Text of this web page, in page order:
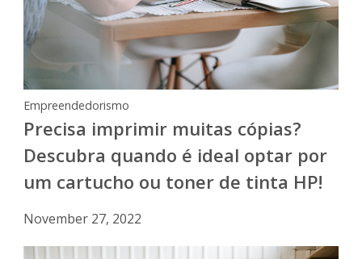
Empreendedorismo
Precisa imprimir muitas cópias?
Descubra quando é ideal optar por
um cartucho ou toner de tinta HP!
November 27, 2022